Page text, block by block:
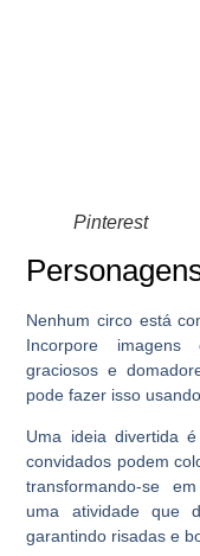
Pinterest
Nenhum circo está
Incorpore imagens
graciosos e
pode fazer isso
Uma ideia divertida
convidados podem
transformando-se
uma atividade que
garantindo risadas e